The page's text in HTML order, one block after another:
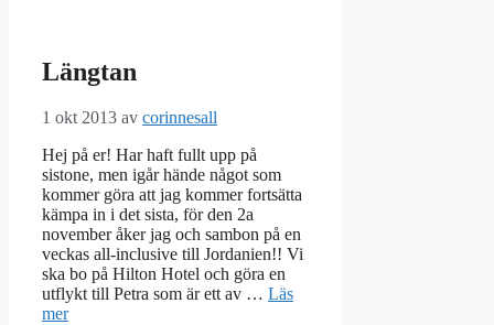
Längtan
1 okt 2013 av corinnesall
Hej på er! Har haft fullt upp på
sistone, men igår hände något som
kommer göra att jag kommer fortsätta
kämpa in i det sista, för den 2a
november åker jag och sambon på en
veckas all-inclusive till Jordanien!! Vi
ska bo på Hilton Hotel och göra en
utflykt till Petra som är ett av … Läs
mer